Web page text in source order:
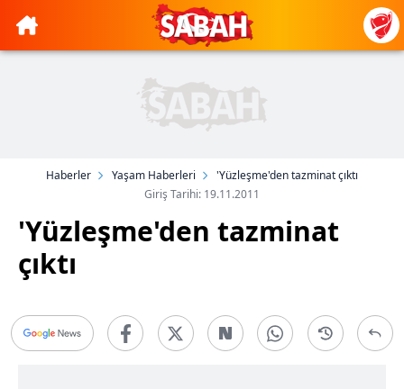
Haberler Yaşam Haberleri
'Yüzleşme'den tazminat çıktı
Giriş Tarihi: 19.11.2011
'Yüzleşme'den tazminat
çıktı